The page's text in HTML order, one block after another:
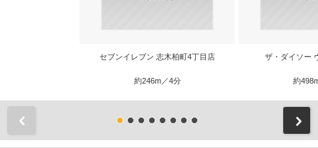
セブンイレブン 志木柏町4丁目店
約246m／4分
ザ・ダイソー
約